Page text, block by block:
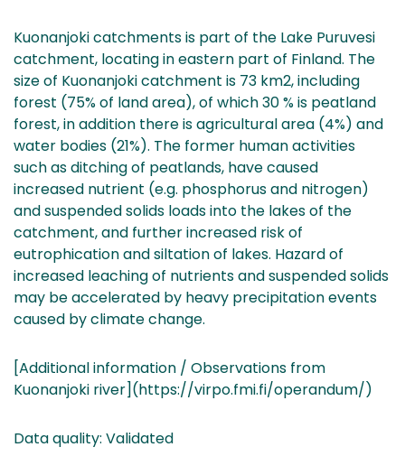
Kuonanjoki catchments is part of the Lake Puruvesi
catchment, locating in eastern part of Finland. The
size of Kuonanjoki catchment is 73 km2, including
forest (75% of land area), of which 30 % is peatland
forest, in addition there is agricultural area (4%) and
water bodies (21%). The former human activities
such as ditching of peatlands, have caused
increased nutrient (e.g. phosphorus and nitrogen)
and suspended solids loads into the lakes of the
catchment, and further increased risk of
eutrophication and siltation of lakes. Hazard of
increased leaching of nutrients and suspended solids
may be accelerated by heavy precipitation events
caused by climate change.
[Additional information / Observations from
Kuonanjoki river](https://virpo.fmi.fi/operandum/)
Data quality: Validated